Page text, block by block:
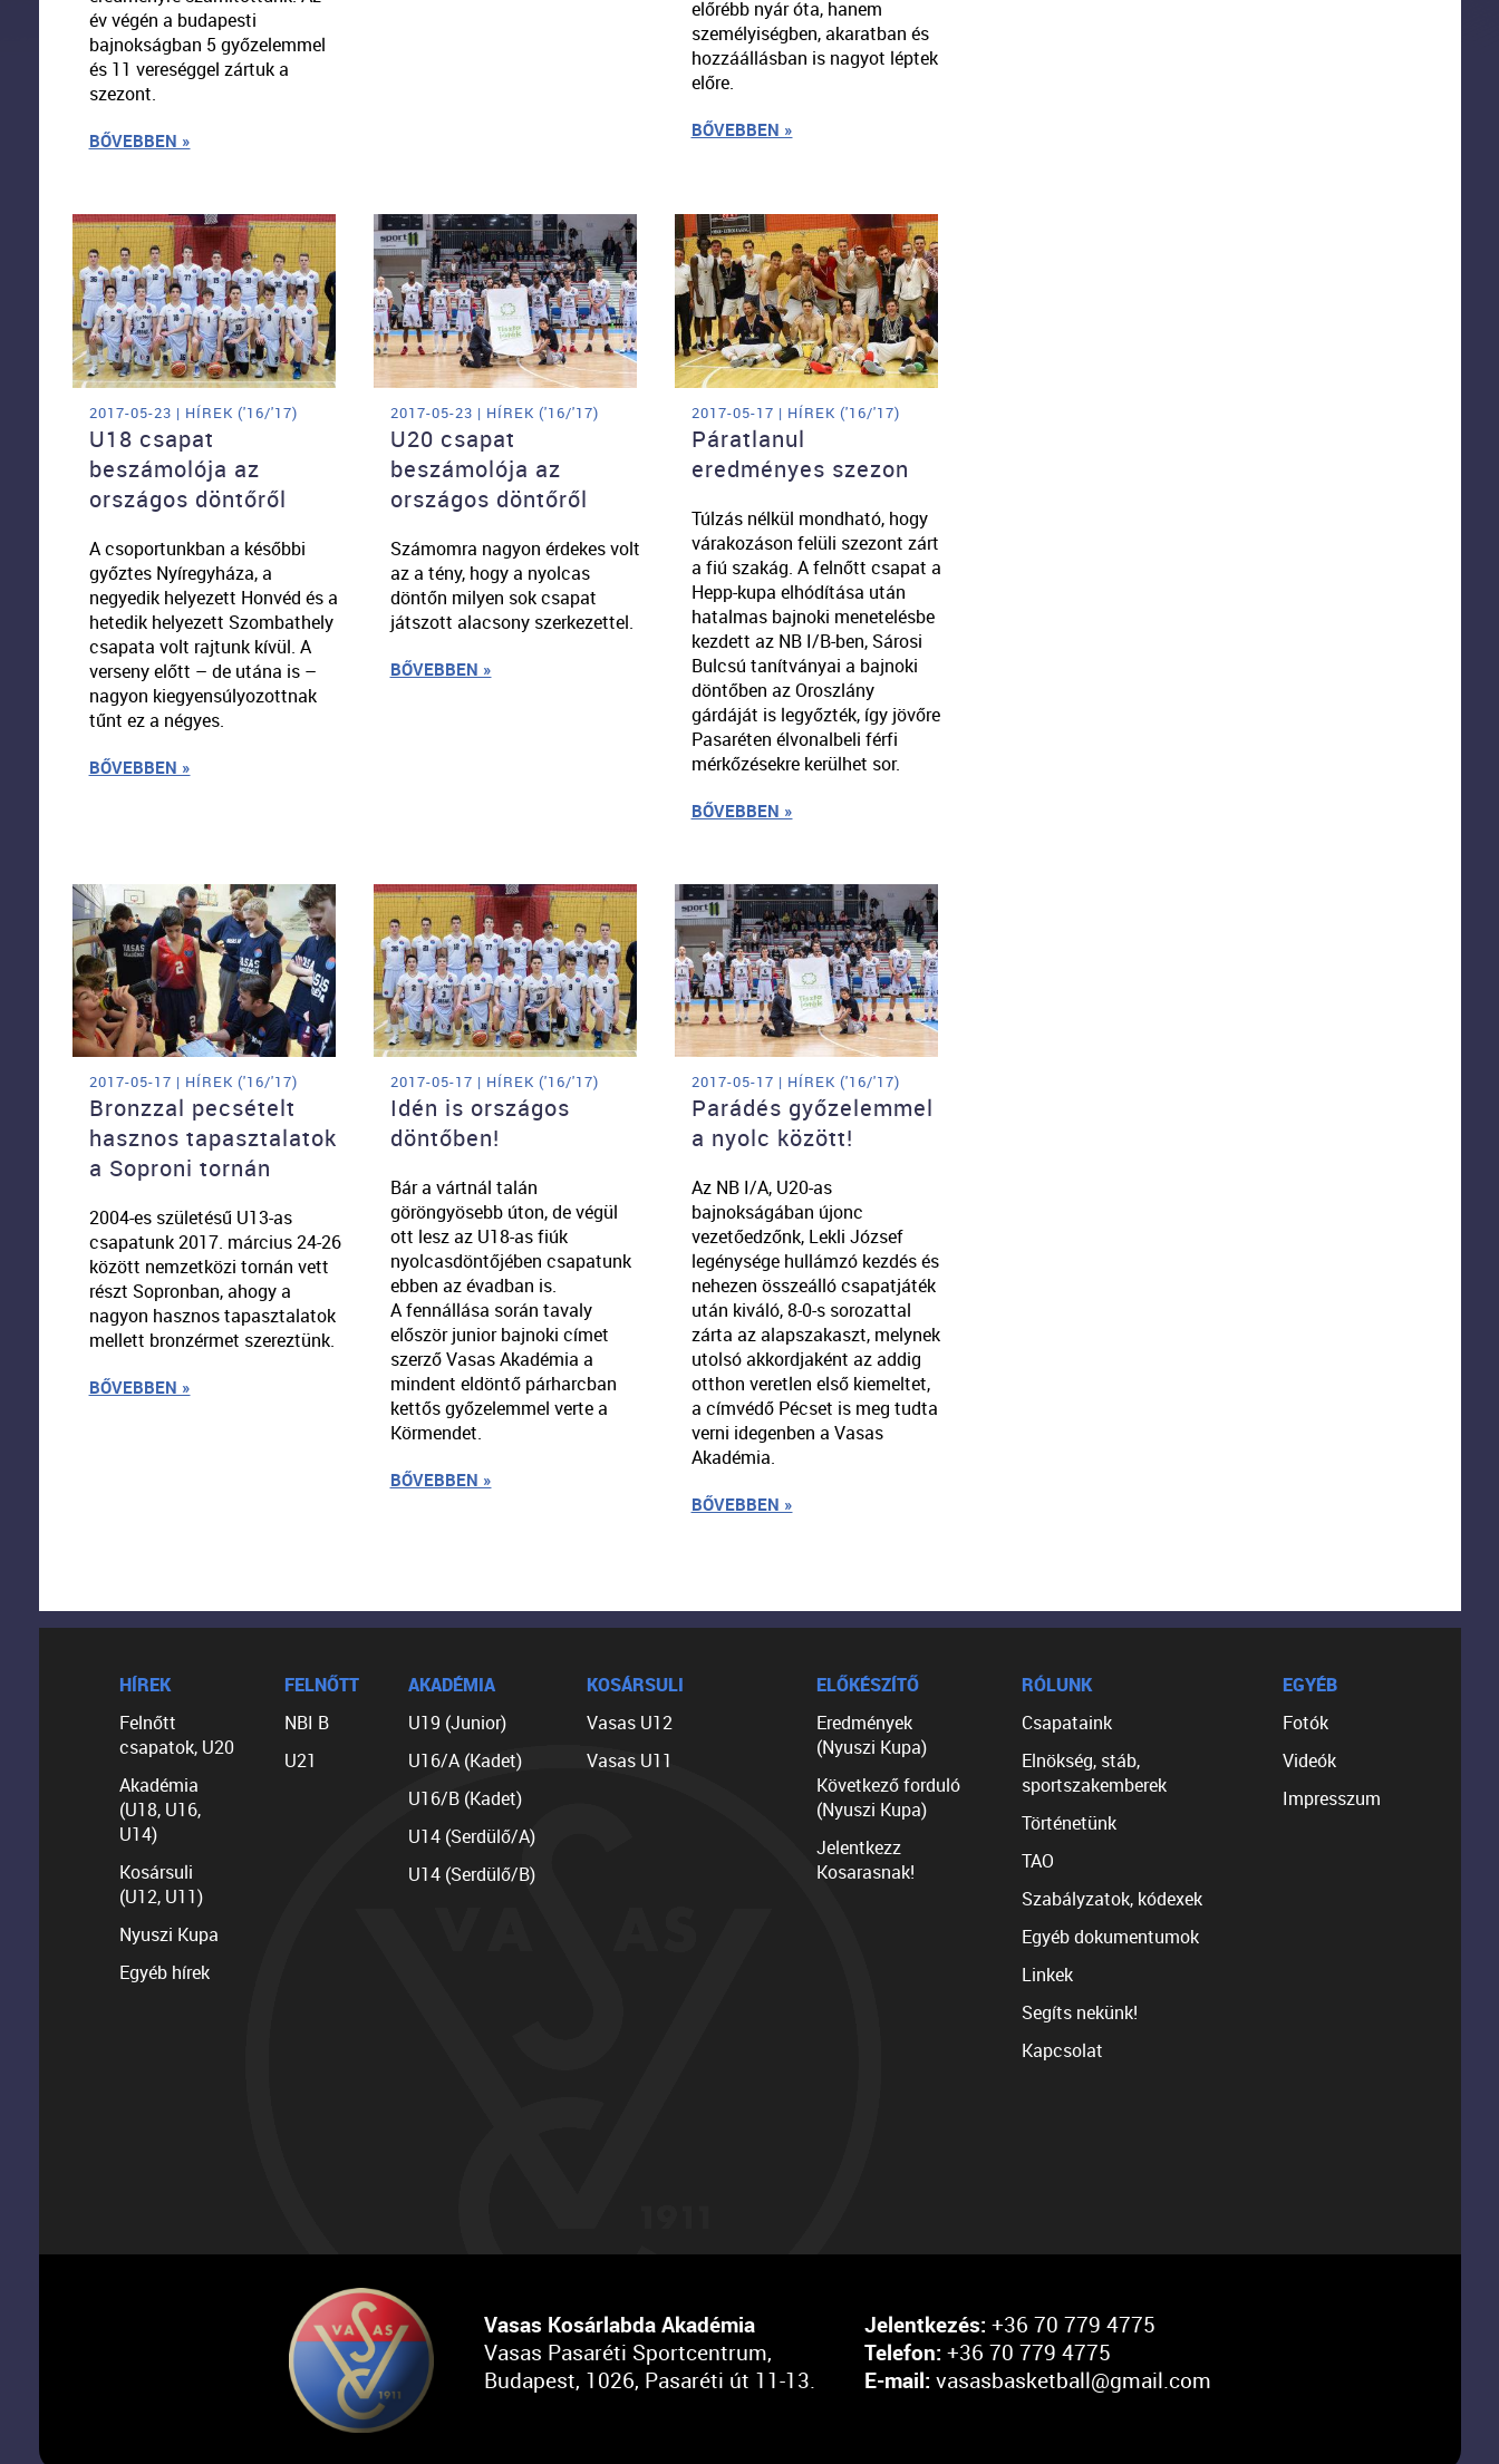
év végén a budapesti
bajnokságban 5 győzelemmel
és 11 vereséggel zártuk a
szezont.
BŐVEBBEN »
előrébb nyár óta, hanem
személyiségben, akaratban és
hozzáállásban is nagyot léptek
előre.
BŐVEBBEN »
2017-05-23 | HÍREK ('16/'17)
U18 csapat
beszámolója az
országos döntőről
A csoportunkban a későbbi
győztes Nyíregyháza, a
negyedik helyezett Honvéd és a
hetedik helye­zett Szombathely
csapata volt rajtunk kívül. A
verseny előtt – de utána is –
nagyon kiegyensúlyozottnak
tűnt ez a négyes.
BŐVEBBEN »
2017-05-23 | HÍREK ('16/'17)
U20 csapat
beszámolója az
országos döntőről
Számomra nagyon érdekes volt
az a tény, hogy a nyolcas
döntőn milyen sok csapat
játszott alacsony szerkezettel.
BŐVEBBEN »
2017-05-17 | HÍREK ('16/'17)
Páratlanul
eredményes szezon
Túlzás nélkül mondható, hogy
várakozáson felüli szezont zárt
a fiú szakág. A felnőtt csapat a
Hepp-kupa elhódítása után
hatalmas bajnoki menetelésbe
kezdett az NB I/B-ben, Sárosi
Bulcsú tanítványai a bajnoki
döntőben az Oroszlány
gárdáját is legyőzték, így jövőre
Pasaréten élvonalbeli férfi
mérkőzésekre kerülhet sor.
BŐVEBBEN »
2017-05-17 | HÍREK ('16/'17)
Bronzzal pecsételt
hasznos tapasztalatok
a Soproni tornán
2004-es születésű U13-as
csapatunk 2017. március 24-26
között nemzetközi tornán vett
részt Sopronban, ahogy a
nagyon hasznos tapasztalatok
mellett bronzérmet szereztünk.
BŐVEBBEN »
2017-05-17 | HÍREK ('16/'17)
Idén is országos
döntőben!
Bár a vártnál talán
göröngyösebb úton, de végül
ott lesz az U18-as fiúk
nyolcasdöntőjében csapatunk
ebben az évadban is.
A fennállása során tavaly
először junior bajnoki címet
szerző Vasas Akadémia a
mindent eldöntő párharcban
kettős győzelemmel verte a
Körmendet.
BŐVEBBEN »
2017-05-17 | HÍREK ('16/'17)
Parádés győzelemmel
a nyolc között!
Az NB I/A, U20-as
bajnokságában újonc
vezetőedzőnk, Lekli József
legénysége hullámzó kezdés és
nehezen összeálló csapatjáték
után kiváló, 8-0-s sorozattal
zárta az alapszakaszt, melynek
utolsó akkordjaként az addig
otthon veretlen első kiemeltet,
a címvédő Pécset is meg tudta
verni idegenben a Vasas
Akadémia.
BŐVEBBEN »
HÍREK
Felnőtt
csapatok, U20
Akadémia
(U18, U16,
U14)
Kosársuli
(U12, U11)
Nyuszi Kupa
Egyéb hírek
FELNŐTT
NBI B
U21
AKADÉMIA
U19 (Junior)
U16/A (Kadet)
U16/B (Kadet)
U14 (Serdülő/A)
U14 (Serdülő/B)
KOSÁRSULI
Vasas U12
Vasas U11
ELŐKÉSZÍTŐ
Eredmények
(Nyuszi Kupa)
Következő forduló
(Nyuszi Kupa)
Jelentkezz
Kosarasnak!
RÓLUNK
Csapataink
Elnökség, stáb,
sportszakemberek
Történetünk
TAO
Szabályzatok, kódexek
Egyéb dokumentumok
Linkek
Segíts nekünk!
Kapcsolat
EGYÉB
Fotók
Videók
Impresszum
Vasas Kosárlabda Akadémia
Vasas Pasaréti Sportcentrum,
Budapest, 1026, Pasaréti út 11-13.
Jelentkezés: +36 70 779 4775
Telefon: +36 70 779 4775
E-mail: vasasbasketball@gmail.com